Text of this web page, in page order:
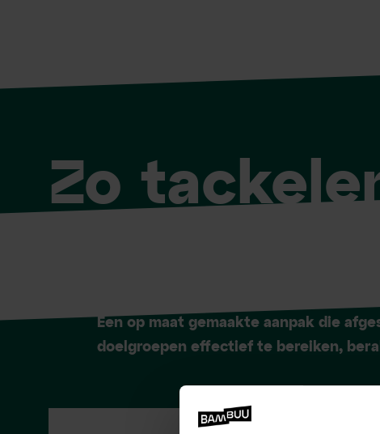
Zo
Een op maat gemaakte aanpak die
doelgroepen effectief te bereiken,